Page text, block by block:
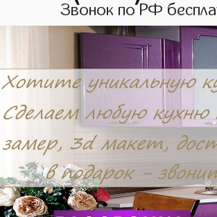
Звонок по РФ